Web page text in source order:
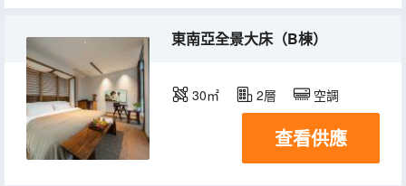
東南亞全景大床（B棟）
30㎡ 2層 空調
查看供應